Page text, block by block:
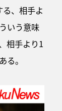
、相手よ
いう意味
相手より1
る。